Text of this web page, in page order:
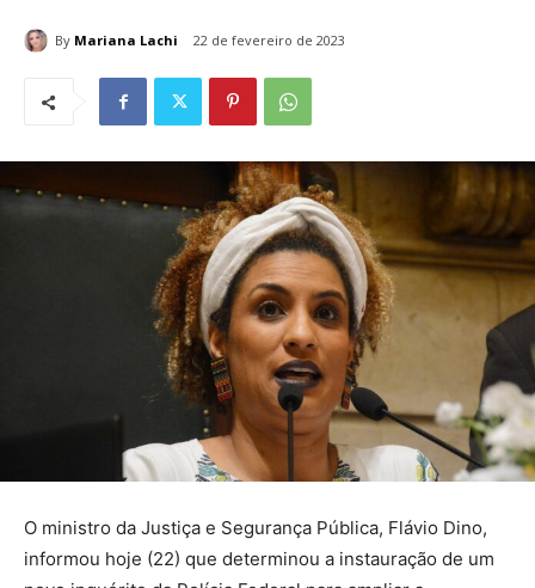
By Mariana Lachi 22 de fevereiro de 2023
O ministro da Justiça e Segurança Pública, Flávio Dino,
informou hoje (22) que determinou a instauração de um